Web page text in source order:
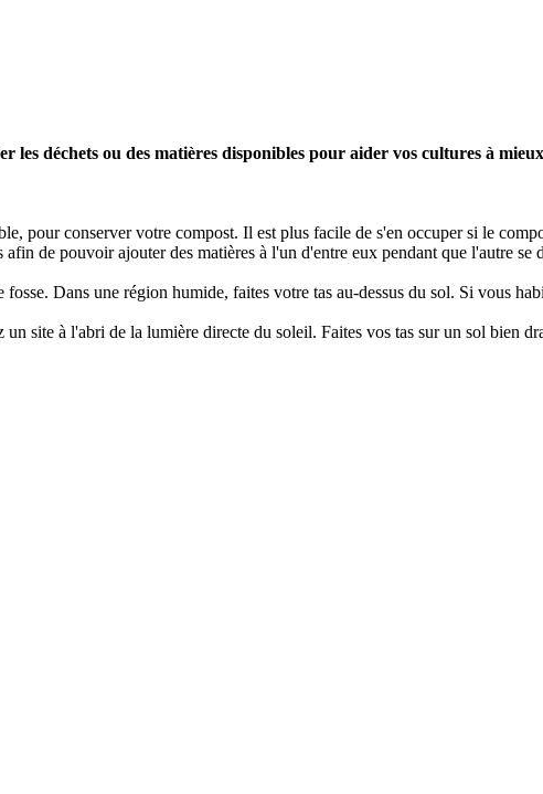
les déchets ou des matières disponibles pour aider vos cultures à
pour conserver votre compost. Il est plus facile de s'en occuper si le
de pouvoir ajouter des matières à l'un d'entre eux pendant que l'autre se
Dans une région humide, faites votre tas au-dessus du sol. Si vous
site à l'abri de la lumière directe du soleil. Faites vos tas sur un sol bien